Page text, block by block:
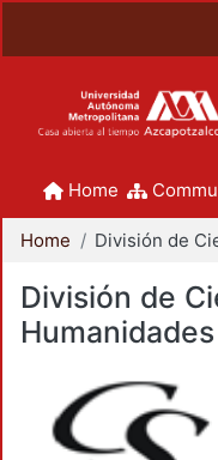
Home
Home
División de
Humanidades